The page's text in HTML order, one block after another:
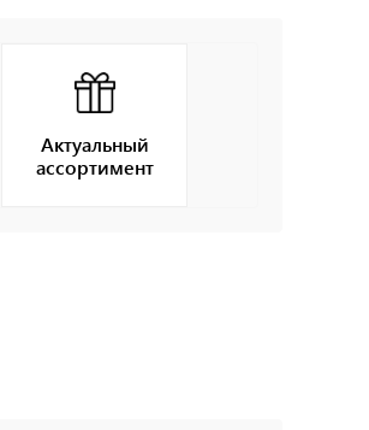
Актуальный
ассортимент